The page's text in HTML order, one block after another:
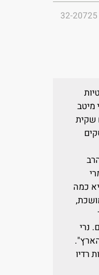
מיטב
שקית
כמה
נרי
רדיו